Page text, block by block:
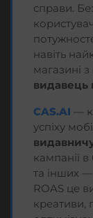
справи.
навіть
магазині
видавець
CAS.AI —
успіху
кампанії
та інших
ROAS це
креативи,